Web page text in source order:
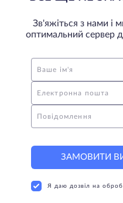
Зв'яжіться з нами і
оптимальний сервер
Ваше ім'я
Електронна пошта
Повідомлення
ЗАМОВИТИ
Я даю дозвіл на